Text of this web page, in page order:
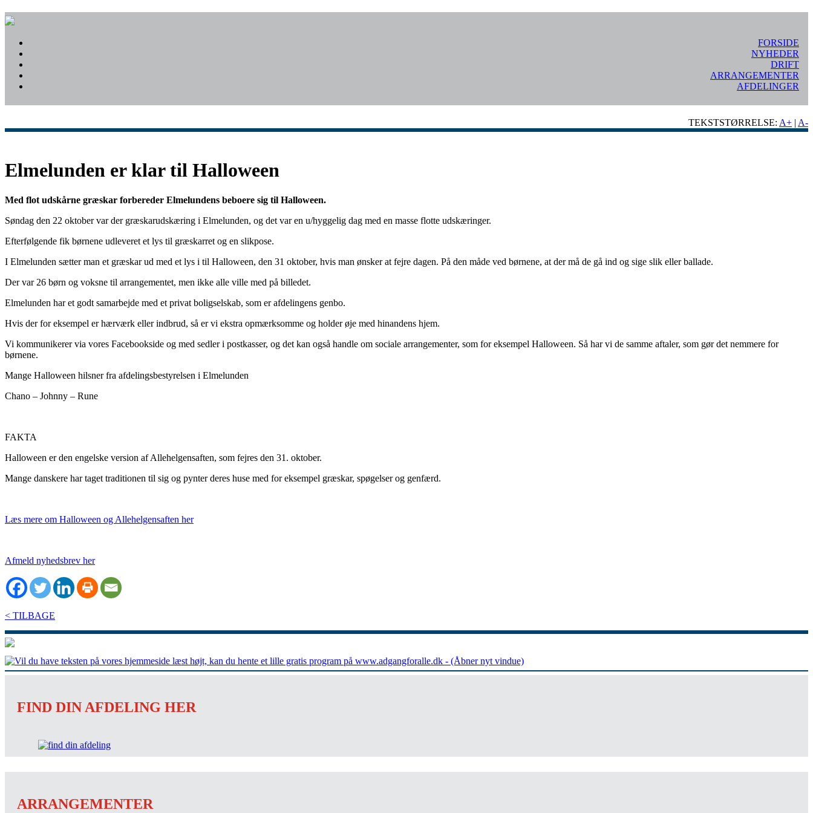
FORSIDE
NYHEDER
DRIFT
ARRANGEMENTER
AFDELINGER
TEKSTSTØRRELSE: A+ | A-
Elmelunden er klar til Halloween
Med flot udskårne græskar forbereder Elmelundens beboere sig til Halloween.
Søndag den 22 oktober var der græskarudskæring i Elmelunden, og det var en u/hyggelig dag med en masse flotte udskæringer.
Efterfølgende fik børnene udleveret et lys til græskarret og en slikpose.
I Elmelunden sætter man et græskar ud med et lys i til Halloween, den 31 oktober, hvis man ønsker at fejre dagen. På den måde ved børnene, at der må de gå ind og sige slik eller ballade.
Der var 26 børn og voksne til arrangementet, men ikke alle ville med på billedet.
Elmelunden har et godt samarbejde med et privat boligselskab, som er afdelingens genbo.
Hvis der for eksempel er hærværk eller indbrud, så er vi ekstra opmærksomme og holder øje med hinandens hjem.
Vi kommunikerer via vores Facebookside og med sedler i postkasser, og det kan også handle om sociale arrangementer, som for eksempel Halloween. Så har vi de samme aftaler, som gør det nemmere for
børnene.
Mange Halloween hilsner fra afdelingsbestyrelsen i Elmelunden
Chano – Johnny – Rune
FAKTA
Halloween er den engelske version af Allehelgensaften, som fejres den 31. oktober.
Mange danskere har taget traditionen til sig og pynter deres huse med for eksempel græskar, spøgelser og genfærd.
Læs mere om Halloween og Allehelgensaften her
Afmeld nyhedsbrev her
< TILBAGE
FIND DIN AFDELING HER
ARRANGEMENTER